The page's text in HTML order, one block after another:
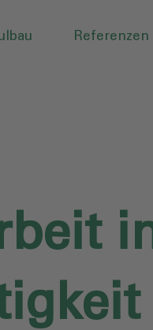
Referenzen